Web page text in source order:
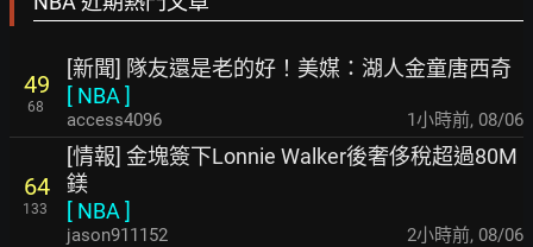
49
68
[新聞] 隊友還是老的好！美媒：湖人金童唐西奇
[ NBA ]
access4096 1小時前, 08/06
64
133
[情報] 金塊簽下Lonnie Walker後奢侈稅超過80M
鎂
[ NBA ]
jason911152 2小時前, 08/06